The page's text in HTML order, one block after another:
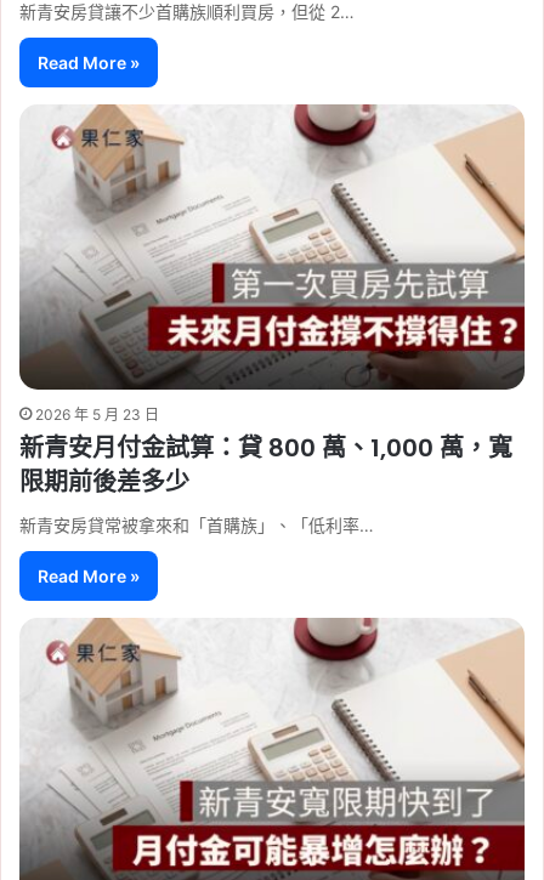
新青安房貸讓不少首購族順利買房，但從 2…
Read More »
2026 年 5 月 23 日
新青安月付金試算：貸 800 萬、1,000 萬，寬
限期前後差多少
新青安房貸常被拿來和「首購族」、「低利率…
Read More »